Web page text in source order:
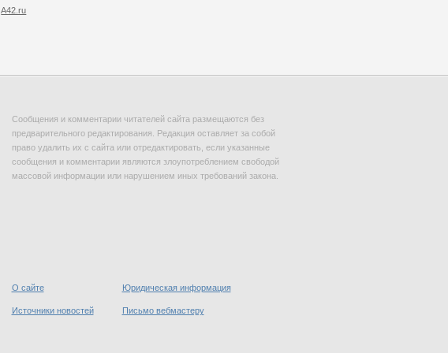
A42.ru
Сообщения и комментарии читателей сайта размещаются без
предварительного редактирования. Редакция оставляет за собой
право удалить их с сайта или отредактировать, если указанные
сообщения и комментарии являются злоупотреблением свободой
массовой информации или нарушением иных требований закона.
О сайте Юридическая информация
Источники новостей Письмо вебмастеру